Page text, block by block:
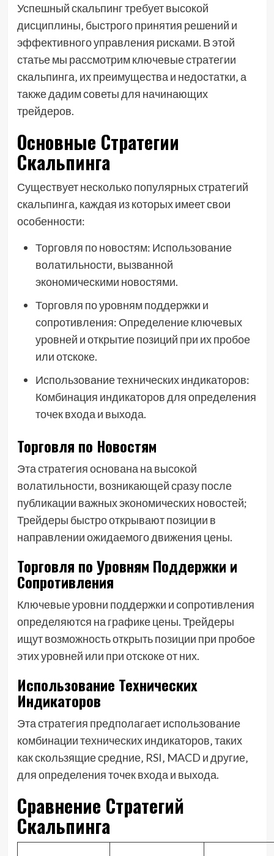
Успешный скальпинг требует высокой
дисциплины‚ быстрого принятия решений и
эффективного управления рисками. В этой
статье мы рассмотрим ключевые стратегии
скальпинга‚ их преимущества и недостатки‚ а
также дадим советы для начинающих
трейдеров.
Основные Стратегии
Скальпинга
Существует несколько популярных стратегий
скальпинга‚ каждая из которых имеет свои
особенности:
Торговля по новостям: Использование
волатильности‚ вызванной
экономическими новостями.
Торговля по уровням поддержки и
сопротивления: Определение ключевых
уровней и открытие позиций при их пробое
или отскоке.
Использование технических индикаторов:
Комбинация индикаторов для определения
точек входа и выхода.
Торговля по Новостям
Эта стратегия основана на высокой
волатильности‚ возникающей сразу после
публикации важных экономических новостей;
Трейдеры быстро открывают позиции в
направлении ожидаемого движения цены.
Торговля по Уровням Поддержки и
Сопротивления
Ключевые уровни поддержки и сопротивления
определяются на графике цены. Трейдеры
ищут возможность открыть позиции при пробое
этих уровней или при отскоке от них.
Использование Технических
Индикаторов
Эта стратегия предполагает использование
комбинации технических индикаторов‚ таких
как скользящие средние‚ RSI‚ MACD и другие‚
для определения точек входа и выхода.
Сравнение Стратегий
Скальпинга